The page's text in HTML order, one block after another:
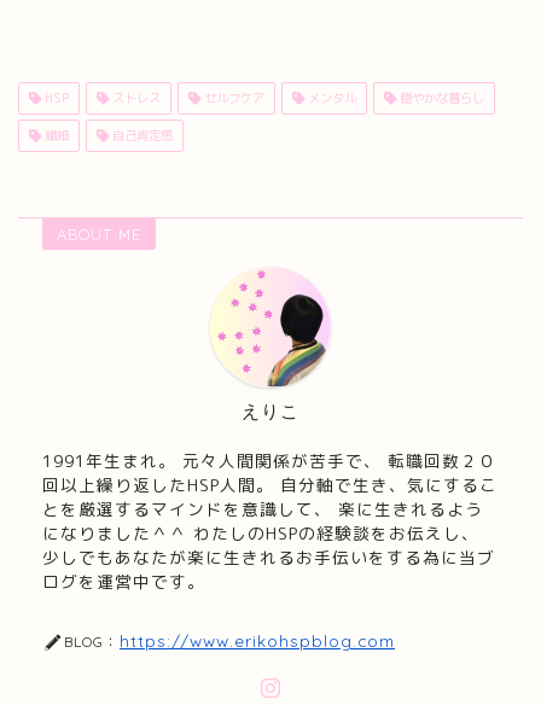
HSP ストレス セルフケア メンタル 穏やかな暮らし
繊細 自己肯定感
ABOUT ME
えりこ
1991年生まれ。 元々人間関係が苦手で、 転職回数２０
回以上繰り返したHSP人間。 自分軸で生き、気にするこ
とを厳選するマインドを意識して、 楽に生きれるよう
になりました＾＾ わたしのHSPの経験談をお伝えし、
少しでもあなたが楽に生きれるお手伝いをする為に当ブ
ログを運営中です。
BLOG： https://www.erikohspblog.com